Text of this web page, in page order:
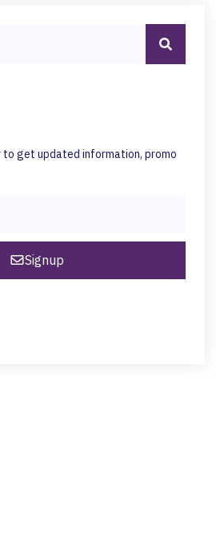
get updated information, promo
Signup